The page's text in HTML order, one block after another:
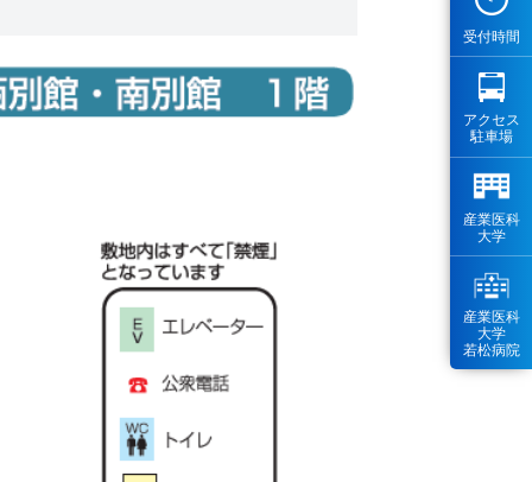
受付時間
アクセス
駐車場
産業医科
大学
産業医科
大学
若松病院